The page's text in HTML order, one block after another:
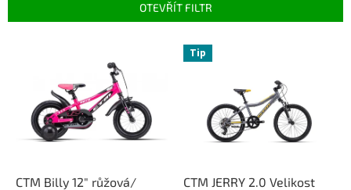
r
OTEVŘÍT FILTR
CTM Billy 12" růžová/
Tip
CTM JERRY 2.0 Velikost